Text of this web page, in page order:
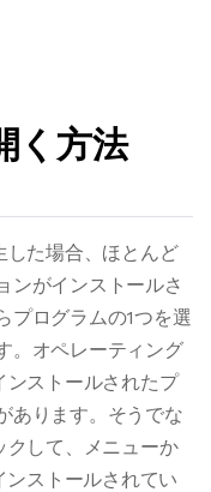
く方法
した場合、ほとんど
ンがインストールさ
プログラムの1つを選
。オペレーティング
ンストールされたプ
あります。そうでな
クして、メニューか
ンストールされてい